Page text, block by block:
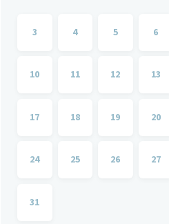
3 4 5 6
10 11 12 13
17 18 19 20
24 25 26 27
31